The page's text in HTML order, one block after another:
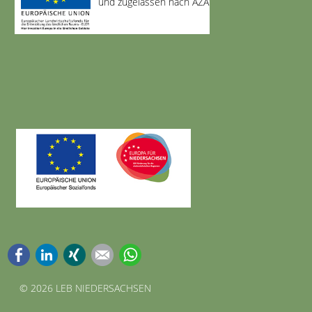
FacebookLinkedInXing E-mail
© 2026 LEB NIEDERSACHSEN